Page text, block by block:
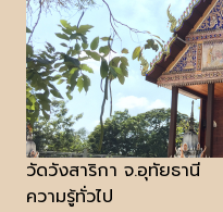
วัดวังสาริกา จ.อุทัยธานี
ความรู้ทั่วไป